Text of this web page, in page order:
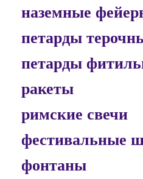
наземные
петарды
петарды
ракеты
римские свечи
фестивальные
фонтаны